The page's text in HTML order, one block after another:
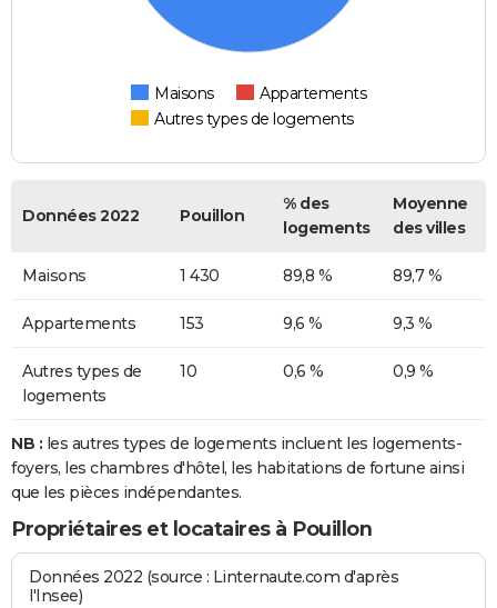
Maisons
Appartements
Autres types de logements
Données 2022 Pouillon
% des
logements
Moyenne
des villes
Maisons 1 430 89,8 % 89,7 %
Appartements 153 9,6 % 9,3 %
Autres types de
logements
10 0,6 % 0,9 %
NB : les autres types de logements incluent les logements-
foyers, les chambres d'hôtel, les habitations de fortune ainsi
que les pièces indépendantes.
Propriétaires et locataires à Pouillon
Données 2022 (source : Linternaute.com d'après
l'Insee)